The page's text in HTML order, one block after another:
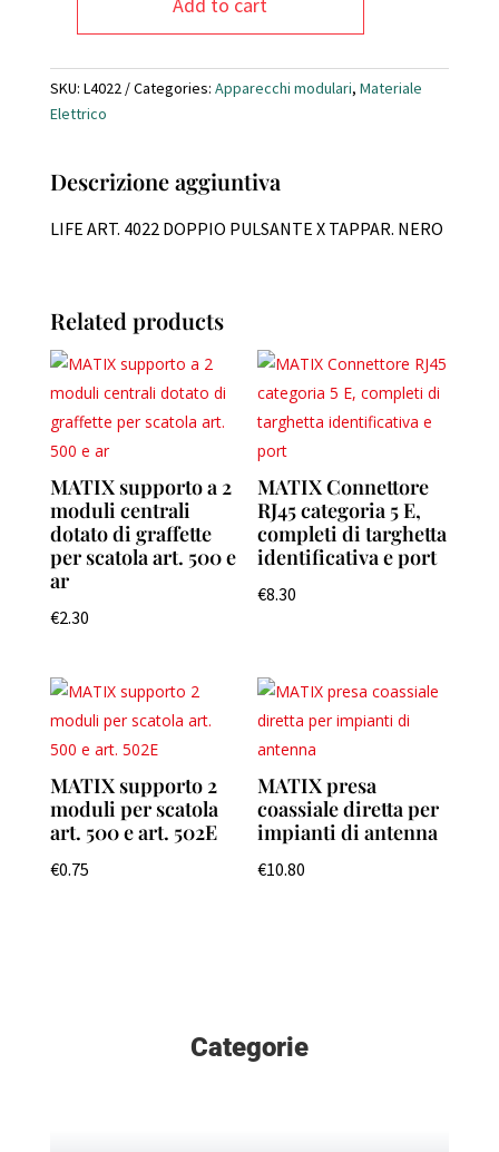
ART.4022
DOPPIO
PULSANTE
X
NERO
quantity
SKU: L4022 Categories: Apparecchi modulari, Materiale
Elettrico
Descrizione aggiuntiva
LIFE ART. 4022 DOPPIO PULSANTE X TAPPAR. NERO
Related products
MATIX supporto a 2
moduli centrali
dotato di graffette
per scatola art. 500 e
ar
€2.30
MATIX Connettore
RJ45 categoria 5 E,
completi di targhetta
identificativa e port
€8.30
MATIX supporto 2
moduli per scatola
art. 500 e art. 502E
€0.75
MATIX presa
coassiale diretta per
impianti di antenna
€10.80
Categorie